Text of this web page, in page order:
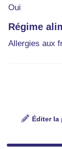
Oui
Régime
Allergies aux
Éditer la